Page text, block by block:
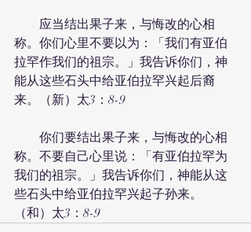
应当结出果子来，与悔改的心相
称。你们心里不要以为：「我们有亚伯
拉罕作我们的祖宗。」我告诉你们，神
能从这些石头中给亚伯拉罕兴起后裔
来。（新）太3：8-9
你们要结出果子来，与悔改的心相
称。不要自己心里说：「有亚伯拉罕为
我们的祖宗。」我告诉你们，神能从这
些石头中给亚伯拉罕兴起子孙来。
（和）太3：8-9